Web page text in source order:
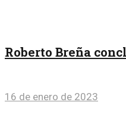
Roberto Breña
16 de enero de 2023